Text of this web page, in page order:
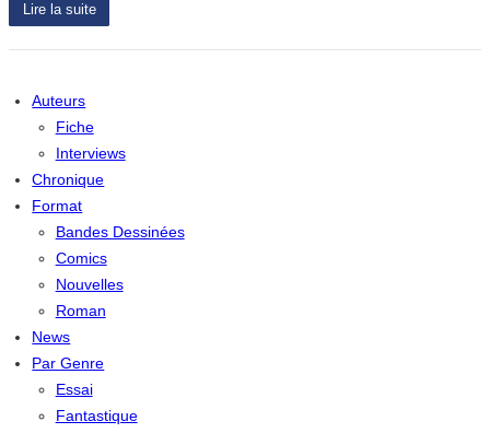
Lire la suite
Auteurs
Fiche
Interviews
Chronique
Format
Bandes Dessinées
Comics
Nouvelles
Roman
News
Par Genre
Essai
Fantastique